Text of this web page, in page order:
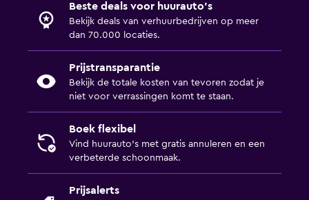
Beste deals voor huurauto's
Bekijk deals van verhuurbedrijven op meer
dan 70.000 locaties.
Prijstransparantie
Bekijk de totale kosten van tevoren zodat je
niet voor verrassingen komt te staan.
Boek flexibel
Vind huurauto's met gratis annuleren en een
verbeterde schoonmaak.
Prijsalerts